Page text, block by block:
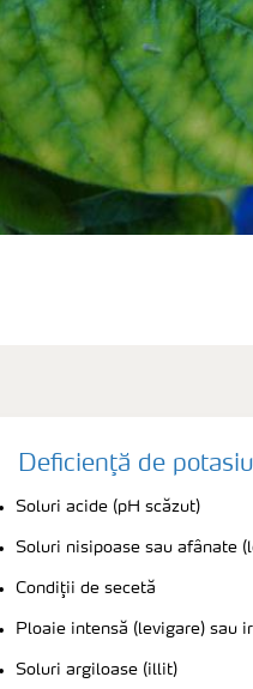
Deficienţă de
Soluri acide (pH scăzut)
Soluri nisipoase sau afânate
Condiţii de secetă
Ploaie intensă (levigare) sau
Soluri argiloase (illit)